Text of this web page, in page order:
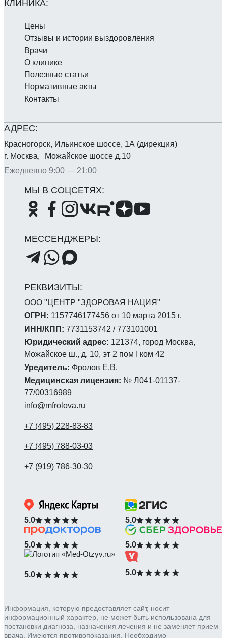
ООО "ЦЕНТР "ЗДОРОВАЯ НАЦИЯ"
ОГРН: 1157746177456 от 10 марта 2015 г.
ИНН/КПП: 7731153742 / 773101001
Юридический адрес: 121374, город Москва,
Можайское ш., д. 10, эт 2 пом I ком 42
Уредитель: Фролов Е.В.
Медицинская лицензия: № Л041-01137-
77/00316989
info@mfrolova.ru
Красногорск, Ильинское шоссе, 1А (дирекция)
г. Москва, Можайское шоссе д.10
Ежедневно 9:00 — 21:00
Цены
Отзывы и истории выздоровления
Врачи
О клинике
Полезные статьи
Нормативные акты
Контакты
5.0 5.0
5.0 5.0
5.0 5.0
Информация, которую предоставляет сайт, носит
информационный характер, не может быть использована для
постановки диагноза, назначения лечения и не заменяет прием
врача. Имеются противопоказания. Необходимо